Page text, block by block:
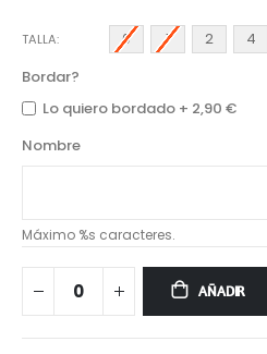
TALLA 0 1 2 4
Bordar?
Lo quiero bordado + 2,90 €
Nombre
Máximo %s caracteres.
AÑADIR